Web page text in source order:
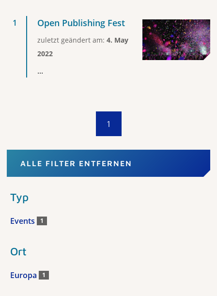
Open Publishing Fest
zuletzt geändert am: 4. May
2022
...
1
ALLE FILTER ENTFERNEN
Typ
Events 1
Ort
Europa 1